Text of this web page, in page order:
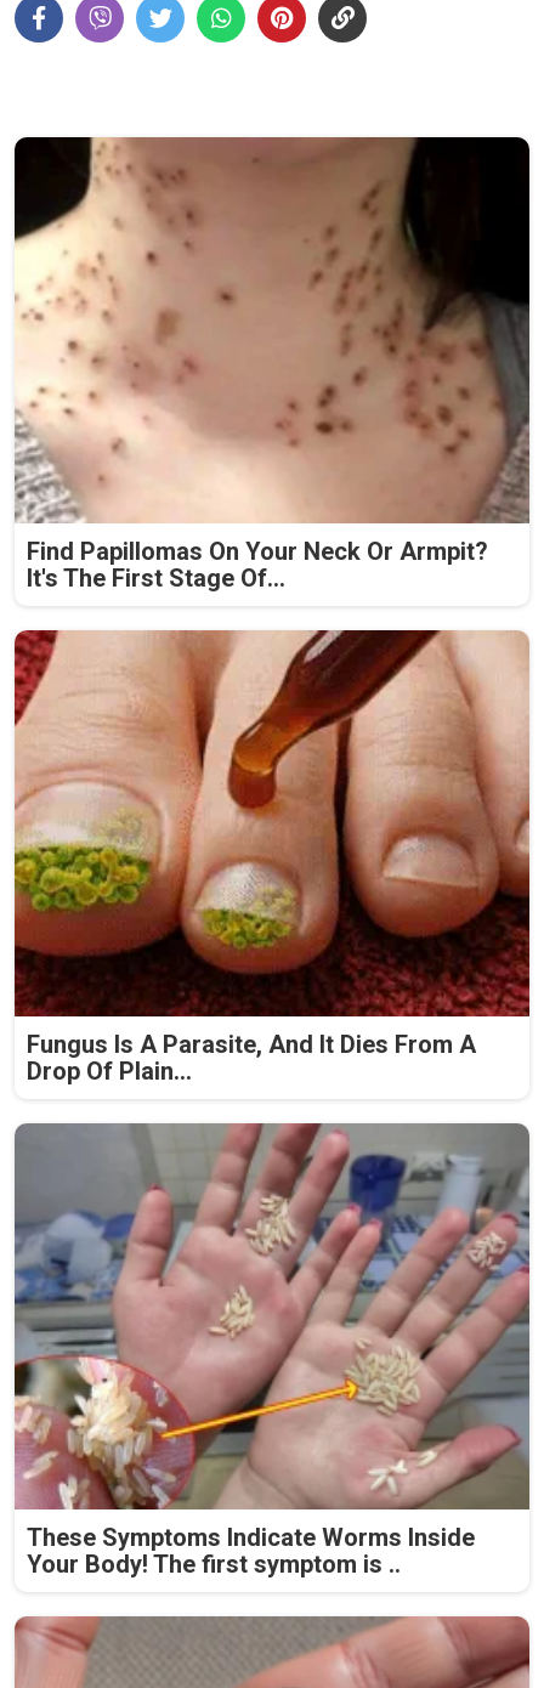
Find Papillomas On Your Neck Or Armpit?
It's The First Stage Of...
Fungus Is A Parasite, And It Dies From A
Drop Of Plain...
These Symptoms Indicate Worms Inside
Your Body! The first symptom is ..